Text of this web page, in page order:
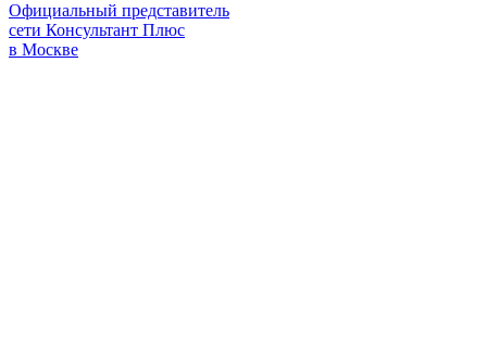
Официальный представитель
сети Консультант Плюс
в Москве